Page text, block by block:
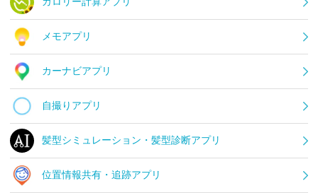
メモアプリ
カーナビアプリ
自撮りアプリ
髪型シミュレーション・髪型診断アプリ
位置情報共有・追跡アプリ